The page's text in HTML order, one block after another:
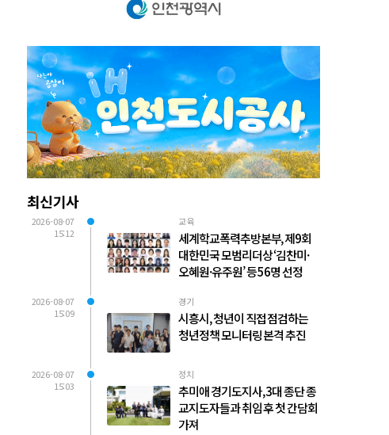
최신기사
2026-08-07
15:12
교육
세계학교폭력추방본부, 제9회
대한민국 모범리더상 ‘김찬미·
오혜원·유주원’ 등 56명 선정
2026-08-07
15:09
경기
시흥시, 청년이 직접 점검하는
청년정책 모니터링 본격 추진
2026-08-07
15:03
정치
추미애 경기도지사, 3대 종단 종
교지도자들과 취임 후 첫 간담회
가져